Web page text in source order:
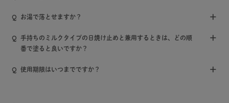
お湯で落とせますか？
手持ちのミルクタイプの日焼け止めと兼用するときは、どの順
番で塗ると良いですか？
使用期限はいつまでですか？